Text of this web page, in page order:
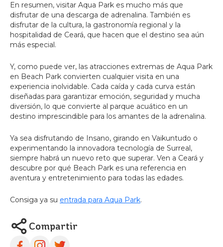
En resumen, visitar Aqua Park es mucho más que
disfrutar de una descarga de adrenalina. También es
disfrutar de la cultura, la gastronomía regional y la
hospitalidad de Ceará, que hacen que el destino sea aún
más especial.
Y, como puede ver, las atracciones extremas de Aqua Park
en Beach Park convierten cualquier visita en una
experiencia inolvidable. Cada caída y cada curva están
diseñadas para garantizar emoción, seguridad y mucha
diversión, lo que convierte al parque acuático en un
destino imprescindible para los amantes de la adrenalina.
Ya sea disfrutando de Insano, girando en Vaikuntudo o
experimentando la innovadora tecnología de Surreal,
siempre habrá un nuevo reto que superar. Ven a Ceará y
descubre por qué Beach Park es una referencia en
aventura y entretenimiento para todas las edades.
Consiga ya su entrada para Aqua Park.
Compartir